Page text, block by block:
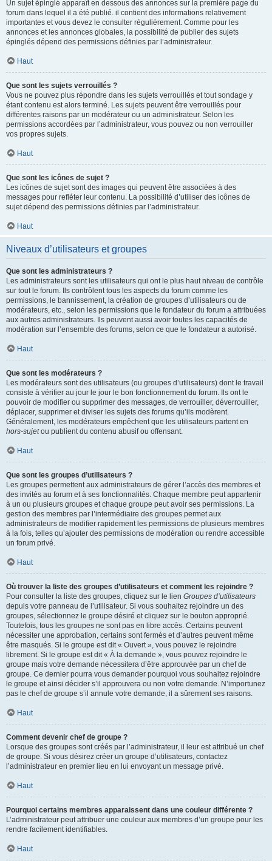
Un sujet épinglé apparaît en dessous des annonces sur la première page du
forum dans lequel il a été publié. il contient des informations relativement
importantes et vous devez le consulter régulièrement. Comme pour les
annonces et les annonces globales, la possibilité de publier des sujets
épinglés dépend des permissions définies par l’administrateur.
Haut
Que sont les sujets verrouillés ?
Vous ne pouvez plus répondre dans les sujets verrouillés et tout sondage y
étant contenu est alors terminé. Les sujets peuvent être verrouillés pour
différentes raisons par un modérateur ou un administrateur. Selon les
permissions accordées par l’administrateur, vous pouvez ou non verrouiller
vos propres sujets.
Haut
Que sont les icônes de sujet ?
Les icônes de sujet sont des images qui peuvent être associées à des
messages pour refléter leur contenu. La possibilité d’utiliser des icônes de
sujet dépend des permissions définies par l’administrateur.
Haut
Niveaux d’utilisateurs et groupes
Que sont les administrateurs ?
Les administrateurs sont les utilisateurs qui ont le plus haut niveau de contrôle
sur tout le forum. Ils contrôlent tous les aspects du forum comme les
permissions, le bannissement, la création de groupes d’utilisateurs ou de
modérateurs, etc., selon les permissions que le fondateur du forum a attribuées
aux autres administrateurs. Ils peuvent aussi avoir toutes les capacités de
modération sur l’ensemble des forums, selon ce que le fondateur a autorisé.
Haut
Que sont les modérateurs ?
Les modérateurs sont des utilisateurs (ou groupes d’utilisateurs) dont le travail
consiste à vérifier au jour le jour le bon fonctionnement du forum. Ils ont le
pouvoir de modifier ou supprimer des messages, de verrouiller, déverrouiller,
déplacer, supprimer et diviser les sujets des forums qu’ils modèrent.
Généralement, les modérateurs empêchent que les utilisateurs partent en
hors-sujetou publient du contenu abusif ou offensant.
Haut
Que sont les groupes d’utilisateurs ?
Les groupes permettent aux administrateurs de gérer l’accès des membres et
des invités au forum et à ses fonctionnalités. Chaque membre peut appartenir
à un ou plusieurs groupes et chaque groupe peut avoir ses permissions. La
gestion des membres par l’intermédiaire des groupes permet aux
administrateurs de modifier rapidement les permissions de plusieurs membres
à la fois, telles qu’ajouter des permissions de modération ou rendre accessible
un forum privé.
Haut
Où trouver la liste des groupes d’utilisateurs et comment les rejoindre ?
Pour consulter la liste des groupes, cliquez sur le lien Groupes d’utilisateurs
depuis votre panneau de l’utilisateur. Si vous souhaitez rejoindre un des
groupes, sélectionnez le groupe désiré et cliquez sur le bouton approprié.
Toutefois, tous les groupes ne sont pas en libre accès. Certains peuvent
nécessiter une approbation, certains sont fermés et d’autres peuvent même
être masqués. Si le groupe est dit « Ouvert », vous pouvez le rejoindre
librement. Si le groupe est dit « À la demande », vous pouvez rejoindre le
groupe mais votre demande nécessitera d’être approuvée par un chef de
groupe. Ce dernier pourra vous demander pourquoi vous souhaitez rejoindre
le groupe et ainsi décider s’il approuvera ou non votre demande. N’importunez
pas le chef de groupe s’il annule votre demande, il a sûrement ses raisons.
Haut
Comment devenir chef de groupe ?
Lorsque des groupes sont créés par l’administrateur, il leur est attribué un chef
de groupe. Si vous désirez créer un groupe d’utilisateurs, contactez
l’administrateur en premier lieu en lui envoyant un message privé.
Haut
Pourquoi certains membres apparaissent dans une couleur différente ?
L’administrateur peut attribuer une couleur aux membres d’un groupe pour les
rendre facilement identifiables.
Haut